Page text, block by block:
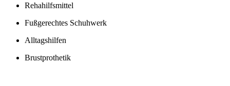
Rehahilfsmittel
Fußgerechtes Schuhwerk
Alltagshilfen
Brustprothetik